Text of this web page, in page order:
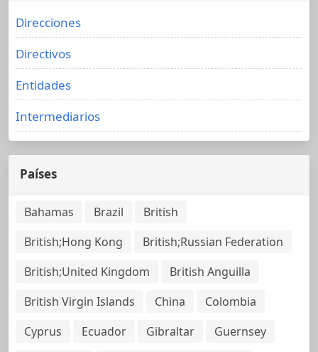
Direcciones
Directivos
Entidades
Intermediarios
Países
Bahamas Brazil
British
British;Hong Kong
British;Russian Federation
British;United Kingdom
British Anguilla
British Virgin Islands
China
Colombia
Cyprus
Ecuador Gibraltar
Guernsey